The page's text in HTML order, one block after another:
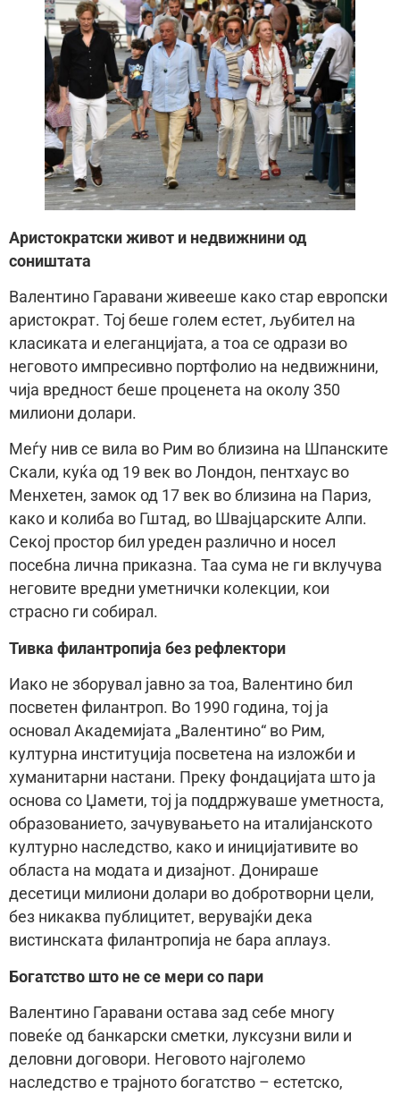
Аристократски живот и недвижнини од
соништата
Валентино Гаравани живееше како стар европски
аристократ. Тој беше голем естет, љубител на
класиката и елеганцијата, а тоа се одрази во
неговото импресивно портфолио на недвижнини,
чија вредност беше проценета на околу 350
милиони долари.
Меѓу нив се вила во Рим во близина на Шпанските
Скали, куќа од 19 век во Лондон, пентхаус во
Менхетен, замок од 17 век во близина на Париз,
како и колиба во Гштад, во Швајцарските Алпи.
Секој простор бил уреден различно и носел
посебна лична приказна. Таа сума не ги вклучува
неговите вредни уметнички колекции, кои
страсно ги собирал.
Тивка филантропија без рефлектори
Иако не зборувал јавно за тоа, Валентино бил
посветен филантроп. Во 1990 година, тој ја
основал Академијата „Валентино“ во Рим,
културна институција посветена на изложби и
хуманитарни настани. Преку фондацијата што ја
основа со Џамети, тој ја поддржуваше уметноста,
образованието, зачувувањето на италијанското
културно наследство, како и иницијативите во
областа на модата и дизајнот. Донираше
десетици милиони долари во добротворни цели,
без никаква публицитет, верувајќи дека
вистинската филантропија не бара аплауз.
Богатство што не се мери со пари
Валентино Гаравани остава зад себе многу
повеќе од банкарски сметки, луксузни вили и
деловни договори. Неговото најголемо
наследство е трајното богатство – естетско,